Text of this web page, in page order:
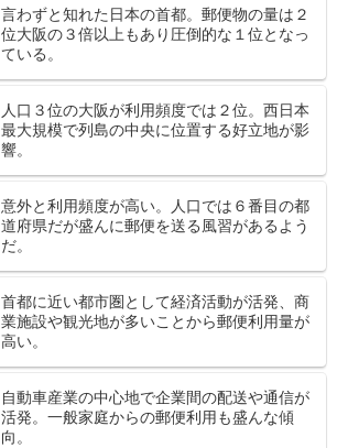
言わずと知れた日本の首都。郵便物の量は２
位大阪の３倍以上もあり圧倒的な１位となっ
ている。
人口３位の大阪が利用頻度では２位。西日本
最大規模で列島の中央に位置する好立地が影
響。
意外と利用頻度が高い。人口では６番目の都
道府県だが盛んに郵便を送る風習があるよう
だ。
首都に近い都市圏として経済活動が活発、商
業施設や観光地が多いことから郵便利用量が
高い。
自動車産業の中心地で企業間の配送や通信が
活発。一般家庭からの郵便利用も盛んな傾
向。